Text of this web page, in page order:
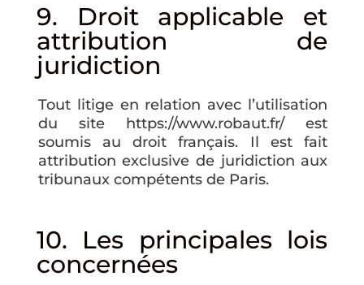
9. Droit applicable et
attribution de
juridiction
Tout litige en relation avec l’utilisation
du site https://www.robaut.fr/ est
soumis au droit français. Il est fait
attribution exclusive de juridiction aux
tribunaux compétents de Paris.
10. Les principales lois
concernées